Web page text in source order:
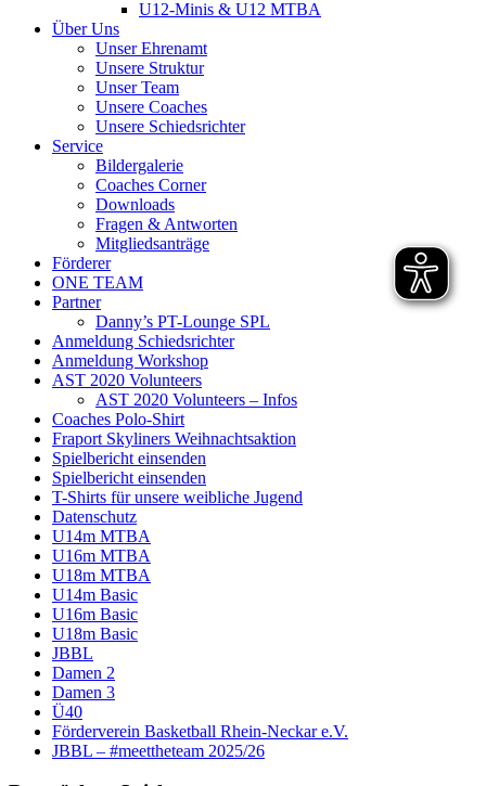
U12-Minis & U12 MTBA
Über Uns
Unser Ehrenamt
Unsere Struktur
Unser Team
Unsere Coaches
Unsere Schiedsrichter
Service
Bildergalerie
Coaches Corner
Downloads
Fragen & Antworten
Mitgliedsanträge
Förderer
ONE TEAM
Partner
Danny’s PT-Lounge SPL
Anmeldung Schiedsrichter
Anmeldung Workshop
AST 2020 Volunteers
AST 2020 Volunteers – Infos
Coaches Polo-Shirt
Fraport Skyliners Weihnachtsaktion
Spielbericht einsenden
Spielbericht einsenden
T-Shirts für unsere weibliche Jugend
Datenschutz
U14m MTBA
U16m MTBA
U18m MTBA
U14m Basic
U16m Basic
U18m Basic
JBBL
Damen 2
Damen 3
Ü40
Förderverein Basketball Rhein-Neckar e.V.
JBBL – #meettheteam 2025/26